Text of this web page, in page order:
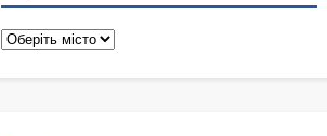
Терапевти